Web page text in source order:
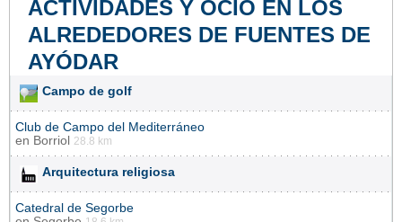
ACTIVIDADES Y OCIO EN LOS
ALREDEDORES DE FUENTES DE
AYÓDAR
Campo de golf
Club de Campo del Mediterráneo
en Borriol 28.8 km
Arquitectura religiosa
Catedral de Segorbe